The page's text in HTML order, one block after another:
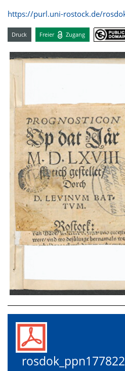
https://purl.uni-rostock.de/
Druck Freier Zugang